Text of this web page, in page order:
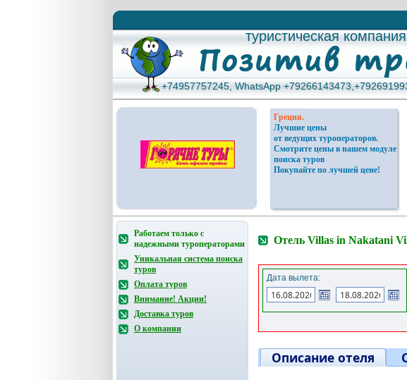
туристическая компания
туристическая компания
+74957757245, WhatsApp
+74957757245, WhatsApp
Греция.
Лучшие цены
от ведущих туроператоров.
Смотрите цены в нашем модуле
поиска туров
Покупайте по лучшей цене!
Работаем только с
надежными туроператорами
Уникальная система поиска
туров
Оплата туров
Внимание! Акции!
Доставка туров
О компании
Отель Villas in Nakatani
Дата вылета:
Описание отеля